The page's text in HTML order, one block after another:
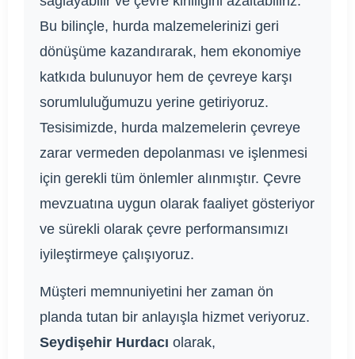
Bu bilinçle, hurda malzemelerinizi geri
dönüşüme kazandırarak, hem ekonomiye
katkıda bulunuyor hem de çevreye karşı
sorumluluğumuzu yerine getiriyoruz.
Tesisimizde, hurda malzemelerin çevreye
zarar vermeden depolanması ve işlenmesi
için gerekli tüm önlemler alınmıştır. Çevre
mevzuatına uygun olarak faaliyet gösteriyor
ve sürekli olarak çevre performansımızı
iyileştirmeye çalışıyoruz.
Müşteri memnuniyetini her zaman ön
planda tutan bir anlayışla hizmet veriyoruz.
Seydişehir Hurdacı olarak,